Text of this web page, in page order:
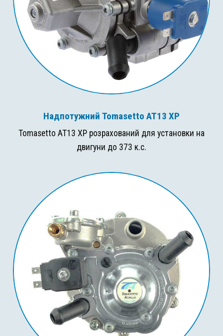
Надпотужний Tomasetto AT13 XP
Tomasetto AT13 XP розрахований для установки на
двигуни до 373 к.с.